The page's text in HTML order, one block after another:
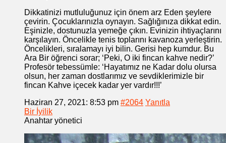
Dikkatinizi mutluluğunuz için önem arz Eden şeylere
çevirin. Çocuklarınızla oynayın. Sağlığınıza dikkat edin.
Eşinizle, dostunuzla yemeğe çıkın. Evinizin ihtiyaçlarını
karşılayın. Öncelikle tenis toplarını kavanoza yerleştirin.
Öncelikleri, sıralamayı iyi bilin. Gerisi hep kumdur. Bu
Ara Bir öğrenci sorar; ‘Peki, O iki fincan kahve nedir?’
Profesör tebessümle: ‘Hayatımız ne Kadar dolu olursa
olsun, her zaman dostlarımız ve sevdiklerimizle bir
fincan Kahve içecek kadar yer vardır!!!’
Haziran 27, 2021: 8:53 pm #2064 Yanıtla
Bir İyilik
Anahtar yönetici